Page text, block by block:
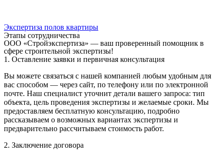
Экспертиза полов квартиры
Этапы сотрудничества
ООО «Стройэкспертиза» — ваш проверенный помощник в
сфере строительной экспертизы!
1. Оставление заявки и первичная консультация
Вы можете связаться с нашей компанией любым удобным для
вас способом — через сайт, по телефону или по электронной
почте. Наш специалист уточнит детали вашего запроса: тип
объекта, цель проведения экспертизы и желаемые сроки. Мы
предоставляем бесплатную консультацию, подробно
рассказываем о возможных вариантах экспертизы и
предварительно рассчитываем стоимость работ.
2. Заключение договора